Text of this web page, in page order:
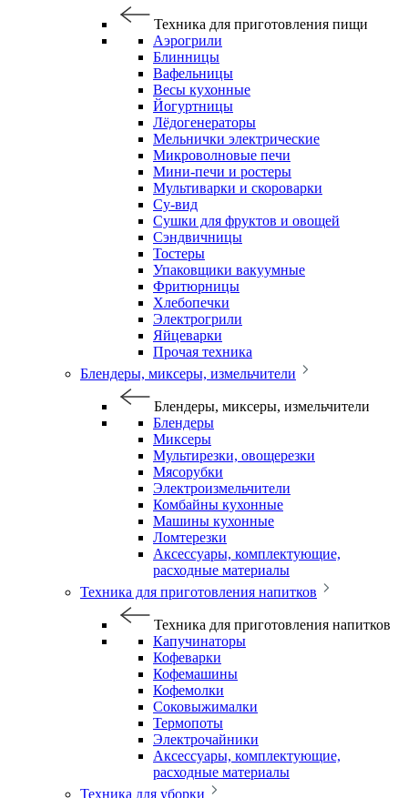
Техника для приготовления пищи
Аэрогрили
Блинницы
Вафельницы
Весы кухонные
Йогуртницы
Лёдогенераторы
Мельнички электрические
Микроволновые печи
Мини-печи и ростеры
Мультиварки и скороварки
Су-вид
Сушки для фруктов и овощей
Сэндвичницы
Тостеры
Упаковщики вакуумные
Фритюрницы
Хлебопечки
Электрогрили
Яйцеварки
Прочая техника
Блендеры, миксеры, измельчители
Блендеры, миксеры, измельчители
Блендеры
Миксеры
Мультирезки, овощерезки
Мясорубки
Электроизмельчители
Комбайны кухонные
Машины кухонные
Ломтерезки
Аксессуары, комплектующие,
расходные материалы
Техника для приготовления напитков
Техника для приготовления напитков
Капучинаторы
Кофеварки
Кофемашины
Кофемолки
Соковыжималки
Термопоты
Электрочайники
Аксессуары, комплектующие,
расходные материалы
Техника для уборки